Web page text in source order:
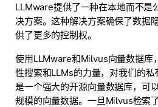
LLMware提供了一种在本地而不是
决方案。这种解决方案确保了数据
供了更多的控制权。
使用LLMware和Milvus向量数据库
性搜索和LLMs的力量，对我们的
是一个强大的开源向量数据库，可
规模的向量数据。一旦Milvus检索